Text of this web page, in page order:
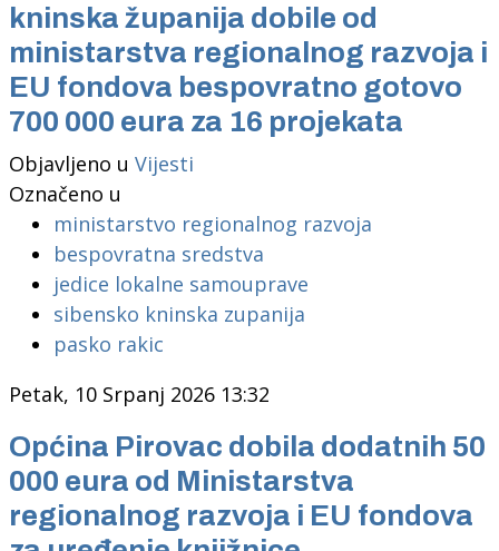
kninska županija dobile od
ministarstva regionalnog razvoja i
EU fondova bespovratno gotovo
700 000 eura za 16 projekata
Objavljeno u Vijesti
Označeno u
ministarstvo regionalnog razvoja
bespovratna sredstva
jedice lokalne samouprave
sibensko kninska zupanija
pasko rakic
Petak, 10 Srpanj 2026 13:32
Općina Pirovac dobila dodatnih 50
000 eura od Ministarstva
regionalnog razvoja i EU fondova